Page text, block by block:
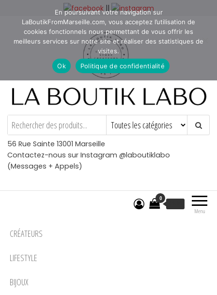
||
La Boutik Labo
La boutique de denicheur
de talents à Marseille en
56 Rue Sainte 13001 Marseille
Contactez-nous sur Instagram @laboutiklabo
(Messages + Appels)
Menu
0
CRÉATEURS
LIFESTYLE
BIJOUX
En poursuivant votre navigation sur
LaBoutikFromMarseille.com, vous acceptez l’utilisation de
cookies fonctionnels nous permettant de vous offrir les
meilleurs services sur notre site et réaliser des statistiques de
visites.
Ok
Politique de confidentialité